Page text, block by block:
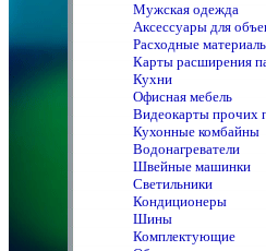
Мужская одежда
Аксессуары для
Расходные
Карты расширения
Кухни
Офисная мебель
Видеокарты прочих
Кухонные комбайны
Водонагреватели
Швейные машинки
Светильники
Кондиционеры
Шины
Комплектующие